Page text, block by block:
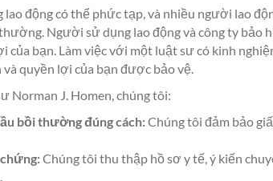
động có thể phức tạp, và nhiều người lao
Người sử dụng lao động và công ty bảo
của bạn. Làm việc với một luật sư có kinh
quyền lợi của bạn được bảo vệ.
Norman J. Homen, chúng tôi:
bồi thường đúng cách:Chúng tôi đảm bảo
Chúng tôi thu thập hồ sơ y tế, ý kiến